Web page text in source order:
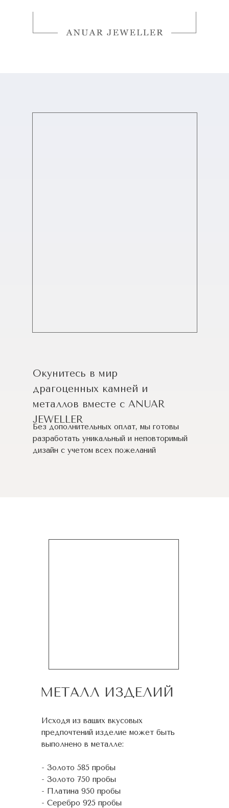
Окунитесь в мир
драгоценных камней и
металлов вместе с ANUAR
JEWELLER
Без дополнительных оплат, мы готовы
разработать уникальный и неповторимый
дизайн c учетом всех пожеланий
МЕТАЛЛ ИЗДЕЛИЙ
Исходя из ваших вкусовых
предпочтений изделие может быть
выполнено в металле:
- Золото 585 пробы
- Золото 750 пробы
- Платина 950 пробы
- Серебро 925 пробы